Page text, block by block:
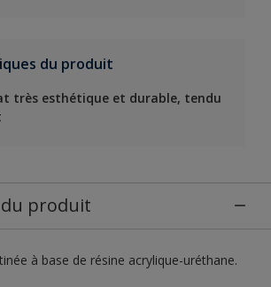
du produit
très esthétique et durable, tendu
produit
à base de résine acrylique-uréthane.